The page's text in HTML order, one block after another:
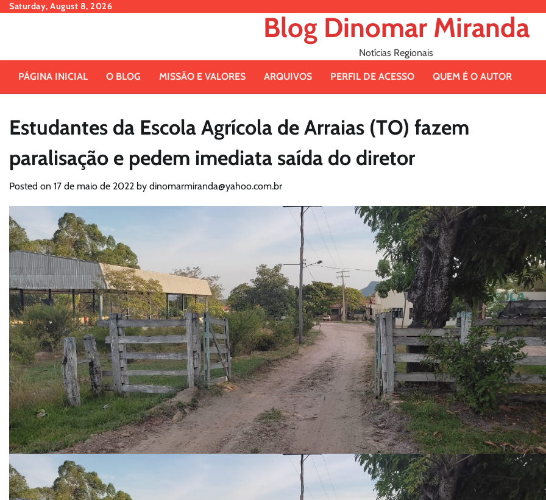
SkipSaturday, August 8, 2026
Blog Dinomar Miranda
Notícias Regionais
PÁGINA INICIAL O BLOG MISSÃO E VALORES ARQUIVOS PERFIL DE ACESSO QUEM É O AUTOR
Estudantes da Escola Agrícola de Arraias (TO) fazem
paralisação e pedem imediata saída do diretor
Posted on 17 de maio de 2022 by dinomarmiranda@yahoo.com.br